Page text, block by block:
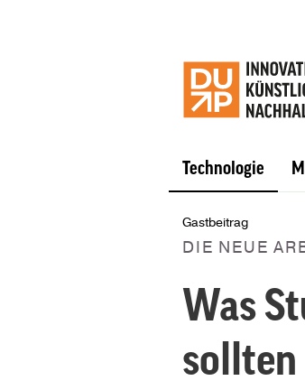
Technologie
Gastbeitrag
DIE NEUE
Was
sollten